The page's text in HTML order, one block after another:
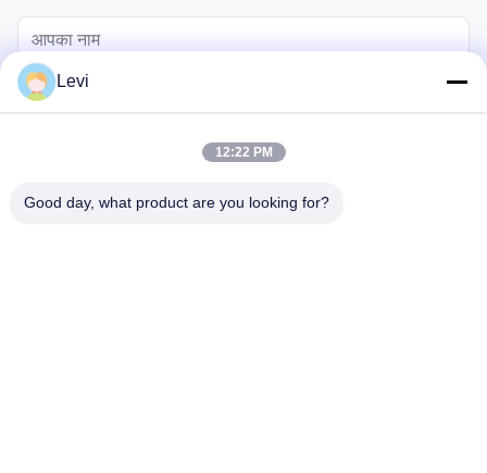
Levi
12:22 PM
Good day, what product are you looking for?